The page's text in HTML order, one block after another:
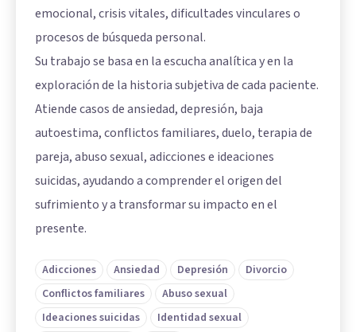
emocional, crisis vitales, dificultades vinculares o
procesos de búsqueda personal.
Su trabajo se basa en la escucha analítica y en la
exploración de la historia subjetiva de cada paciente.
Atiende casos de ansiedad, depresión, baja
autoestima, conflictos familiares, duelo, terapia de
pareja, abuso sexual, adicciones e ideaciones
suicidas, ayudando a comprender el origen del
sufrimiento y a transformar su impacto en el
presente.
Adicciones Ansiedad Depresión
Divorcio
Conflictos familiares
Abuso sexual
Ideaciones suicidas
Identidad sexual